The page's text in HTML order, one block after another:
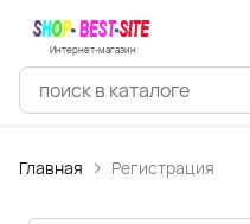
Интернет-магазин
Главная Регистрация